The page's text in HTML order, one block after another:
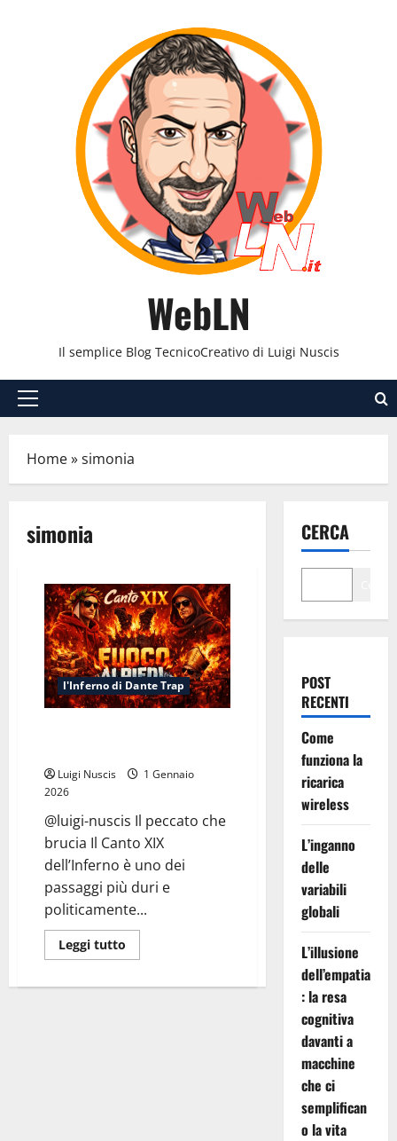
WebLN
Il semplice Blog TecnicoCreativo di Luigi Nuscis
Menu
Home»simonia
simonia
l'Inferno di Dante Trap
Luigi Nuscis
1 Gennaio
2026
@luigi-nuscis Il peccato che
brucia Il Canto XIX
dell’Inferno è uno dei
passaggi più duri e
politicamente...
Leggi tutto
di
Inferno
CERCA
POST
RECENTI
Come
funziona la
ricarica
wireless
L’inganno
delle
variabili
globali
L’illusione
dell’empatia
: la resa
cognitiva
davanti a
macchine
che ci
semplifican
o la vita